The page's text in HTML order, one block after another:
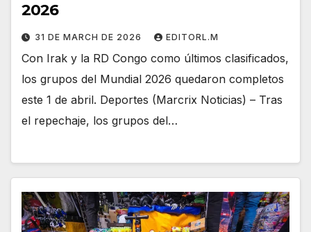
2026
31 DE MARCH DE 2026 EDITORL.M
Con Irak y la RD Congo como últimos clasificados,
los grupos del Mundial 2026 quedaron completos
este 1 de abril. Deportes (Marcrix Noticias) – Tras
el repechaje, los grupos del…